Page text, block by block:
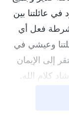
في عائلتنا بين
فعل أي
وعيشي في
إلى الإيمان
كلام الله.
– كنت على